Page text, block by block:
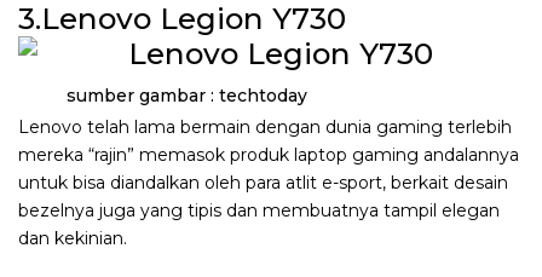
3.Lenovo Legion Y730
sumber gambar : techtoday
Lenovo telah lama bermain dengan dunia gaming terlebih
mereka “rajin” memasok produk laptop gaming andalannya
untuk bisa diandalkan oleh para atlit e-sport, berkait desain
bezelnya juga yang tipis dan membuatnya tampil elegan
dan kekinian.